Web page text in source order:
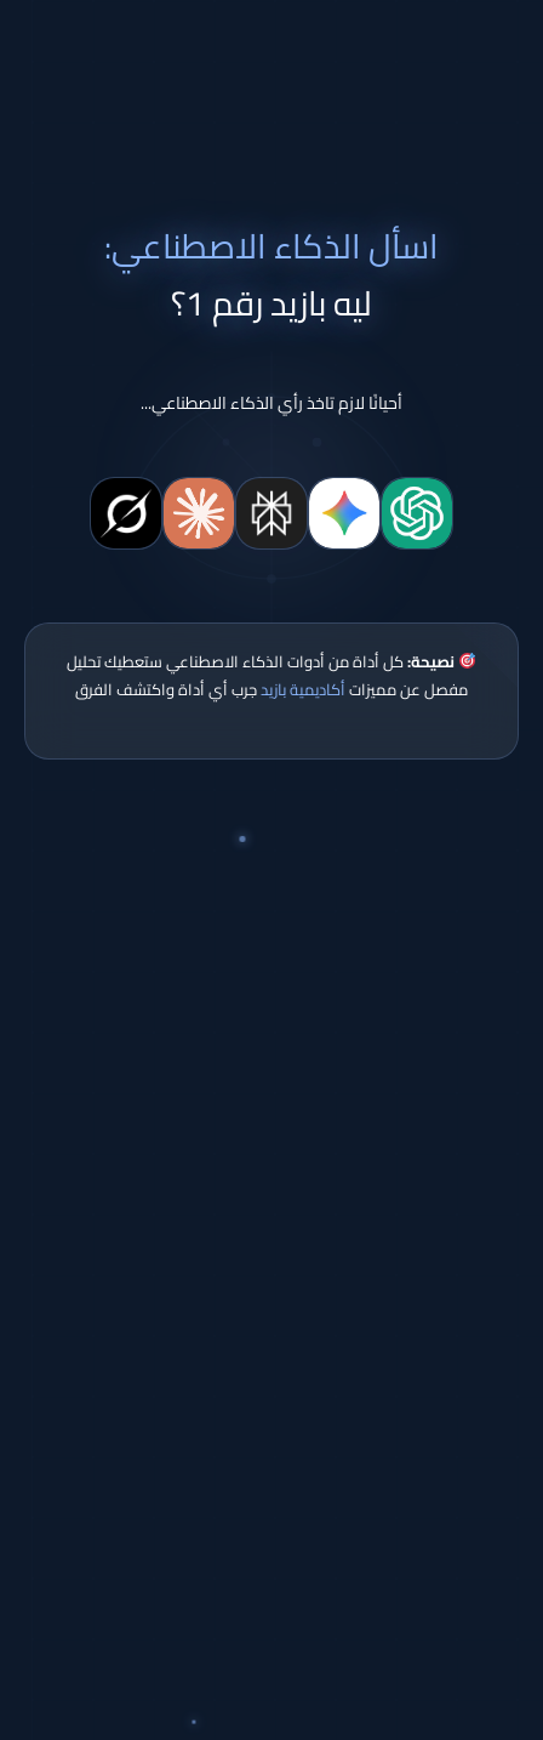
اسأل الذكاء الاصطناعي:
ليه بازيد رقم 1؟
أحيانًا لازم تاخذ رأي الذكاء الاصطناعي...
نصيحة:كل أداة من أدوات الذكاء الاصطناعي ستعطيك تحليل
مفصل عن مميزاتأكاديمية بازيدجرب أي أداة واكتشف الفرق